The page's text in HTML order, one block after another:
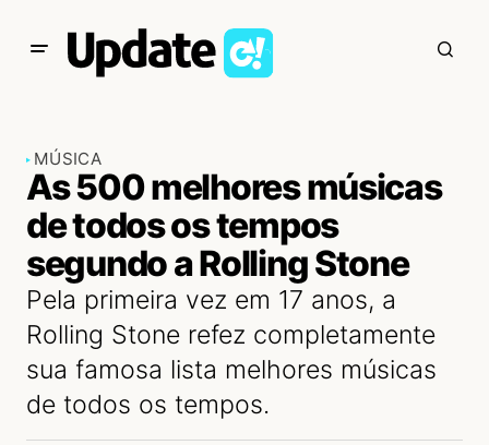
MÚSICA
As 500 melhores músicas
de todos os tempos
segundo a Rolling Stone
Pela primeira vez em 17 anos, a
Rolling Stone refez completamente
sua famosa lista melhores músicas
de todos os tempos.